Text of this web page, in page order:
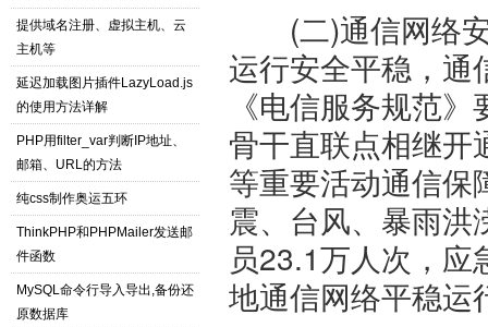
提供域名注册、虚拟主机、云
主机等
延迟加载图片插件LazyLoad.js
的使用方法详解
PHP用filter_var判断IP地址、
邮箱、URL的方法
纯css制作奥运五环
ThinkPHP和PHPMailer发送邮
件函数
MySQL命令行导入导出,备份还
原数据库
(二)通信网络安
运行安全平稳，通
《电信服务规范
骨干直联点相继开
等重要活动通信保
震、台风、暴雨
员23.1万人次，
地通信网络平稳运